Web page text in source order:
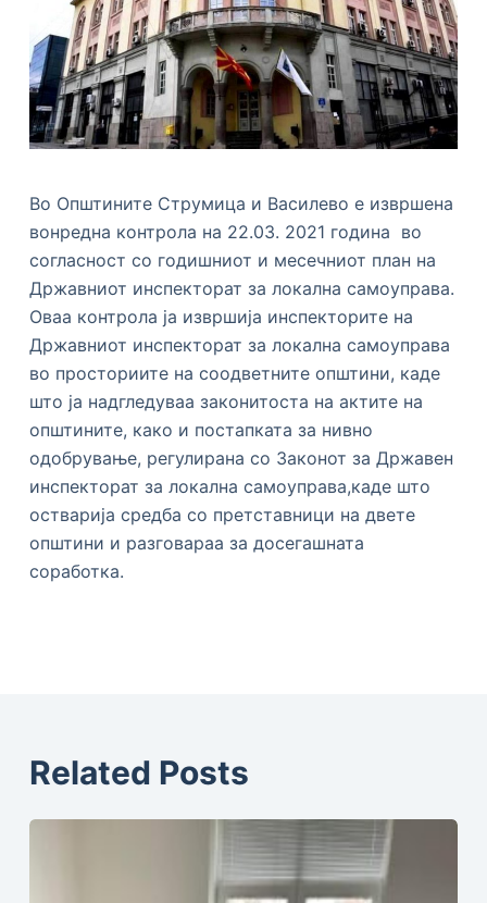
Во Општините Струмица и Василевo е извршена
вонредна контрола на 22.03. 2021 година во
согласност со годишниот и месечниот план на
Државниот инспекторат за локална самоуправа.
Оваа контрола ја извршија инспекторите на
Државниот инспекторат за локална самоуправа
во просториите на соодветните општини, каде
што ја надгледуваа законитоста на актите на
општините, како и постапката за нивно
одобрување, регулирана со Законот за Државен
инспекторат за локална самоуправа,каде што
остварија средба со претставници на двете
општини и разговараа за досегашната
соработка.
Related Posts